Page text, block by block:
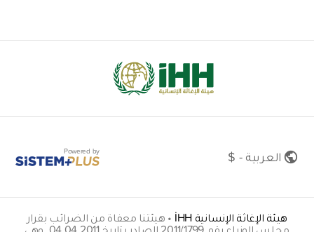
العربية - $ Powered by
هيئة الإغاثة الإنسانية İHH • هيئتنا معفاة من الضرائب بقرار